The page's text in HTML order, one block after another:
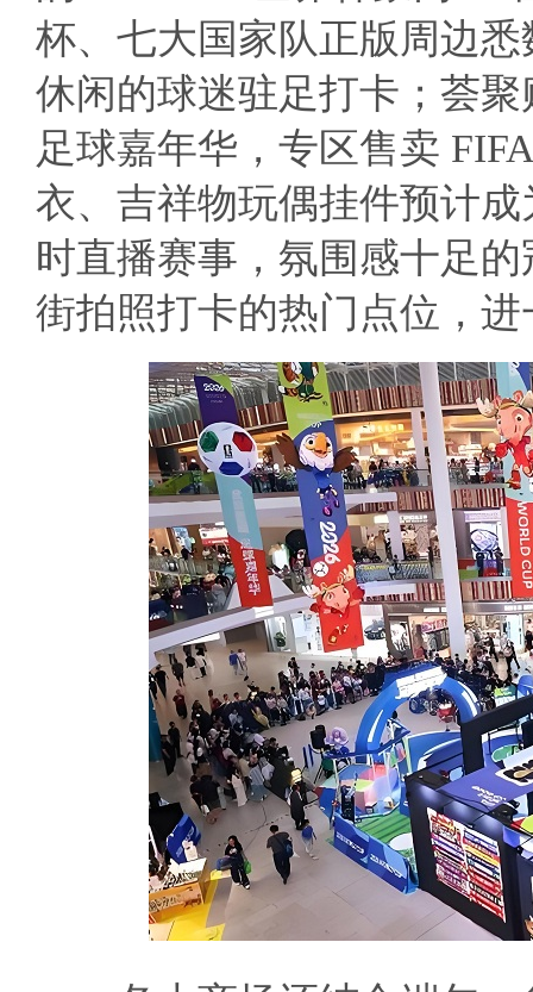
杯、七大国家队正版周边
休闲的球迷驻足打卡；荟
足球嘉年华，专区售卖
衣、吉祥物玩偶挂件预计
时直播赛事，氛围感十足
街拍照打卡的热门点位，